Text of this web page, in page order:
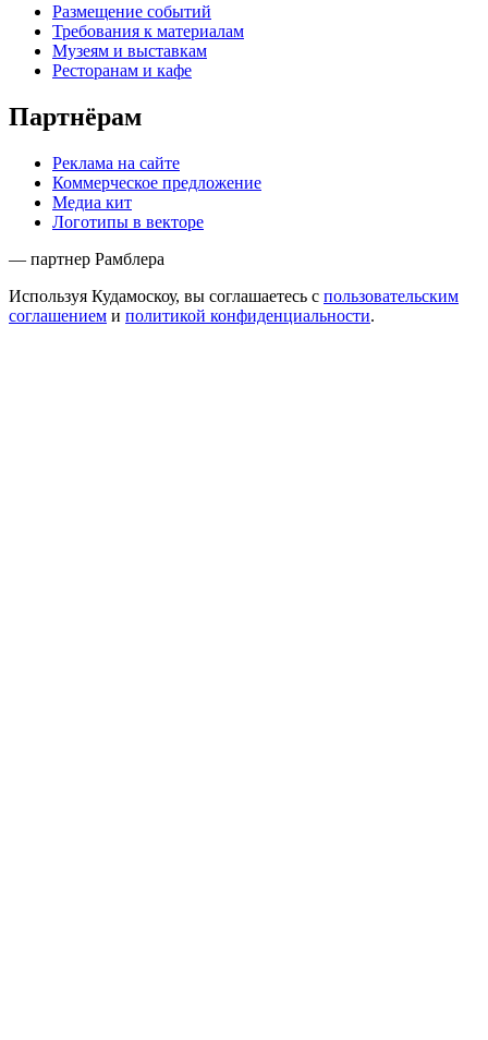
Размещение событий
Требования к материалам
Музеям и выставкам
Ресторанам и кафе
Партнёрам
Реклама на сайте
Коммерческое предложение
Медиа кит
Логотипы в векторе
— партнер Рамблера
Используя Кудамоскоу, вы соглашаетесь с пользовательским
соглашением и политикой конфиденциальности.